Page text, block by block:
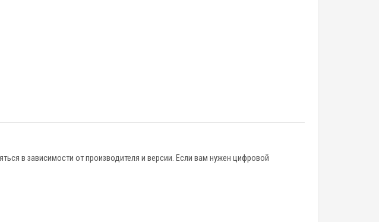
в зависимости от производителя и версии. Если вам нужен цифровой